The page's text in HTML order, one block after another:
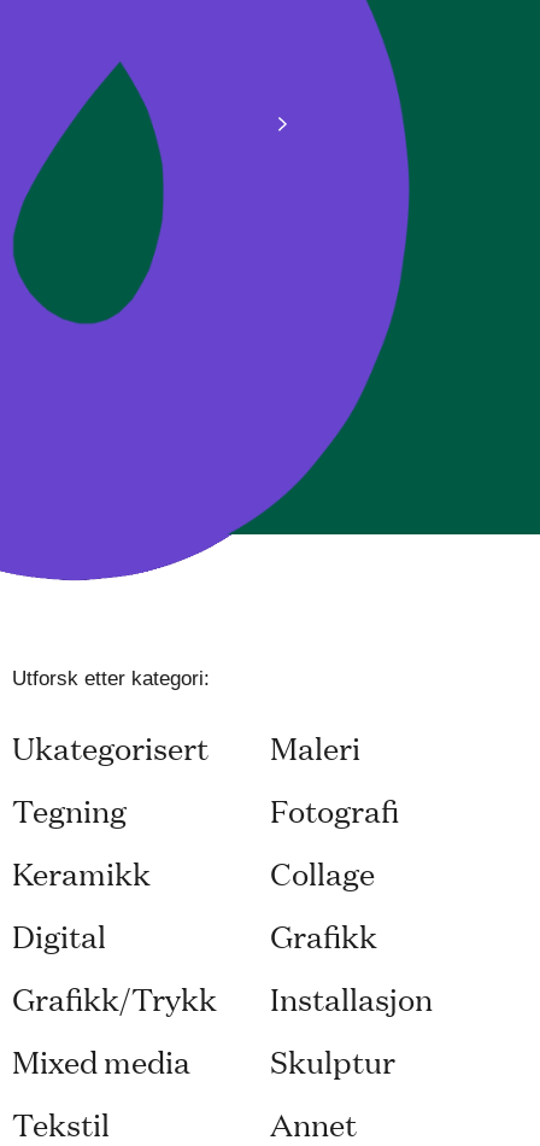
Utforsk etter kategori:
Ukategorisert
Maleri
Tegning
Fotografi
Keramikk
Collage
Digital
Grafikk
Grafikk/Trykk
Installasjon
Mixed media
Skulptur
Tekstil
Annet